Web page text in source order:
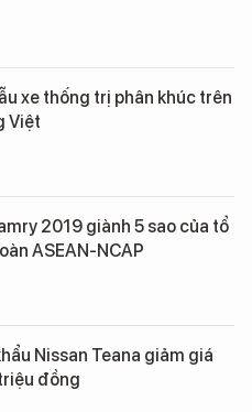
xe thống trị phân khúc trên
Việt
2019 giành 5 sao của tổ
ASEAN-NCAP
Nissan Teana giảm giá
đồng